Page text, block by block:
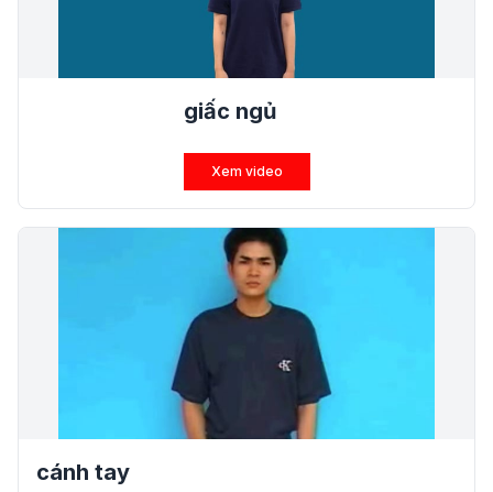
giấc ngủ
Xem video
cánh tay